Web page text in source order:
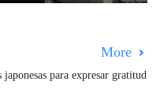
More
japonesas para expresar gratitud